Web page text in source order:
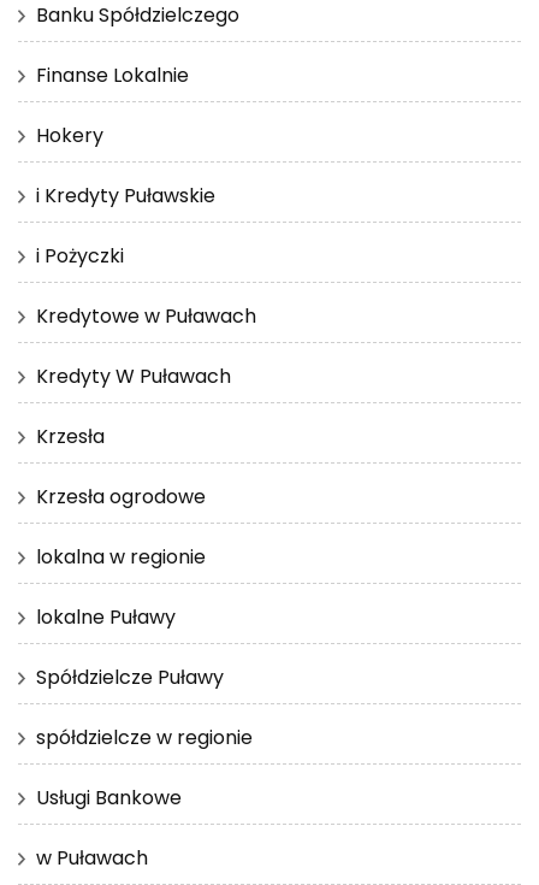
Banku Spółdzielczego
Finanse Lokalnie
Hokery
i Kredyty Puławskie
i Pożyczki
Kredytowe w Puławach
Kredyty W Puławach
Krzesła
Krzesła ogrodowe
lokalna w regionie
lokalne Puławy
Spółdzielcze Puławy
spółdzielcze w regionie
Usługi Bankowe
w Puławach